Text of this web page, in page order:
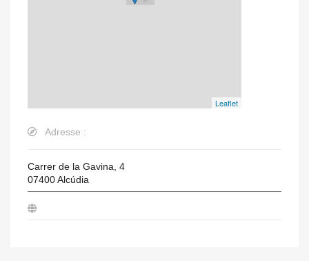
Leaflet
Adresse :
Carrer de la Gavina, 4
07400Alcúdia